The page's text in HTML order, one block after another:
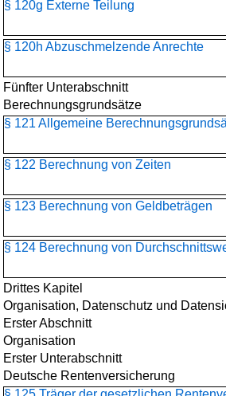
§ 120g Externe Teilung
§ 120h Abzuschmelzende Anrechte
Fünfter Unterabschnitt
Berechnungsgrundsätze
§ 121 Allgemeine
§ 122 Berechnung von Zeiten
§ 123 Berechnung von Geldbeträgen
§ 124 Berechnung von
Drittes Kapitel
Organisation, Datenschutz und
Erster Abschnitt
Organisation
Erster Unterabschnitt
Deutsche Rentenversicherung